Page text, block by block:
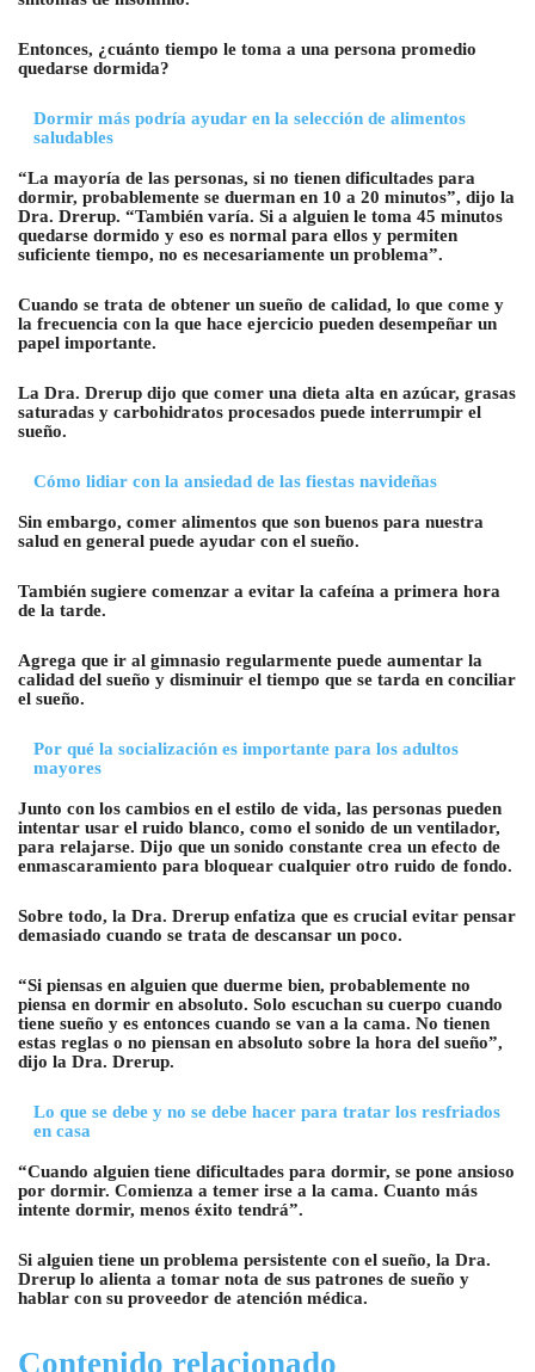
Entonces, ¿cuánto tiempo le toma a una persona promedio
quedarse dormida?
Dormir más podría ayudar en la selección de alimentos
saludables
“La mayoría de las personas, si no tienen dificultades para
dormir, probablemente se duerman en 10 a 20 minutos”, dijo la
Dra. Drerup. “También varía. Si a alguien le toma 45 minutos
quedarse dormido y eso es normal para ellos y permiten
suficiente tiempo, no es necesariamente un problema”.
Cuando se trata de obtener un sueño de calidad, lo que come y
la frecuencia con la que hace ejercicio pueden desempeñar un
papel importante.
La Dra. Drerup dijo que comer una dieta alta en azúcar, grasas
saturadas y carbohidratos procesados puede interrumpir el
sueño.
Cómo lidiar con la ansiedad de las fiestas navideñas
Sin embargo, comer alimentos que son buenos para nuestra
salud en general puede ayudar con el sueño.
También sugiere comenzar a evitar la cafeína a primera hora
de la tarde.
Agrega que ir al gimnasio regularmente puede aumentar la
calidad del sueño y disminuir el tiempo que se tarda en conciliar
el sueño.
Por qué la socialización es importante para los adultos
mayores
Junto con los cambios en el estilo de vida, las personas pueden
intentar usar el ruido blanco, como el sonido de un ventilador,
para relajarse. Dijo que un sonido constante crea un efecto de
enmascaramiento para bloquear cualquier otro ruido de fondo.
Sobre todo, la Dra. Drerup enfatiza que es crucial evitar pensar
demasiado cuando se trata de descansar un poco.
“Si piensas en alguien que duerme bien, probablemente no
piensa en dormir en absoluto. Solo escuchan su cuerpo cuando
tiene sueño y es entonces cuando se van a la cama. No tienen
estas reglas o no piensan en absoluto sobre la hora del sueño”,
dijo la Dra. Drerup.
Lo que se debe y no se debe hacer para tratar los resfriados
en casa
“Cuando alguien tiene dificultades para dormir, se pone ansioso
por dormir. Comienza a temer irse a la cama. Cuanto más
intente dormir, menos éxito tendrá”.
Si alguien tiene un problema persistente con el sueño, la Dra.
Drerup lo alienta a tomar nota de sus patrones de sueño y
hablar con su proveedor de atención médica.
Contenido relacionado